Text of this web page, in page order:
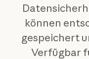
können
gespeichert
Verfügbar